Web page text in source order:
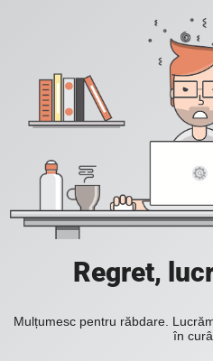
Regret,
Mulțumesc pentru răbdare.
în